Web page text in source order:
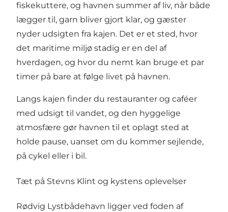
fiskekuttere, og havnen summer af liv, når både
lægger til, garn bliver gjort klar, og gæster
nyder udsigten fra kajen. Det er et sted, hvor
det maritime miljø stadig er en del af
hverdagen, og hvor du nemt kan bruge et par
timer på bare at følge livet på havnen.
Langs kajen finder du restauranter og caféer
med udsigt til vandet, og den hyggelige
atmosfære gør havnen til et oplagt sted at
holde pause, uanset om du kommer sejlende,
på cykel eller i bil.
Tæt på Stevns Klint og kystens oplevelser
Rødvig Lystbådehavn ligger ved foden af